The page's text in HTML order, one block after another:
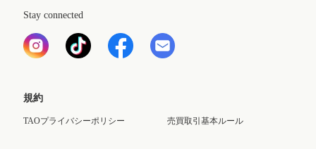
Stay connected
規約
TAOプライバシーポリシー 売買取引基本ルール